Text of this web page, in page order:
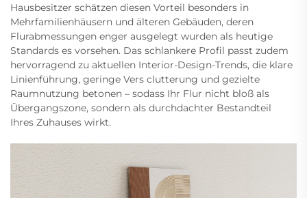
Hausbesitzer schätzen diesen Vorteil besonders in
Mehrfamilienhäusern und älteren Gebäuden, deren
Flurabmessungen enger ausgelegt wurden als heutige
Standards es vorsehen. Das schlankere Profil passt zudem
hervorragend zu aktuellen Interior-Design-Trends, die klare
Linienführung, geringe Vers clutterung und gezielte
Raumnutzung betonen – sodass Ihr Flur nicht bloß als
Übergangszone, sondern als durchdachter Bestandteil
Ihres Zuhauses wirkt.